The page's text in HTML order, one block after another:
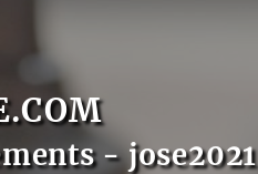
- jose2021